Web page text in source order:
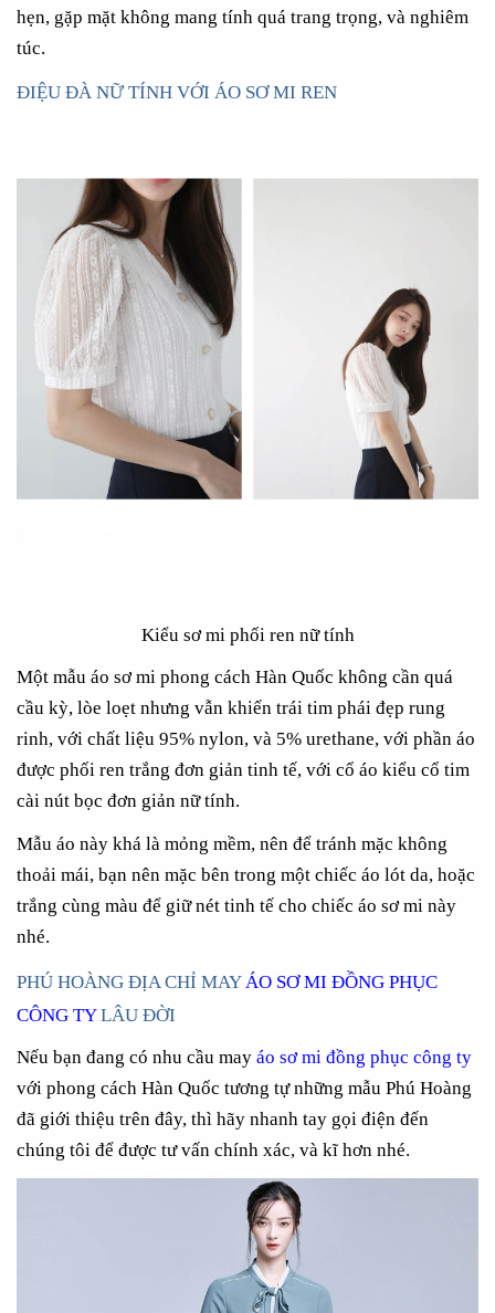
hẹn, gặp mặt không mang tính quá trang trọng, và nghiêm
túc.
ĐIỆU ĐÀ NỮ TÍNH VỚI ÁO SƠ MI REN
Kiểu sơ mi phối ren nữ tính
Một mẫu áo sơ mi phong cách Hàn Quốc không cần quá
cầu kỳ, lòe loẹt nhưng vẫn khiến trái tim phái đẹp rung
rinh, với chất liệu 95% nylon, và 5% urethane, với phần áo
được phối ren trắng đơn giản tinh tế, với cổ áo kiểu cổ tim
cài nút bọc đơn giản nữ tính.
Mẫu áo này khá là mỏng mềm, nên để tránh mặc không
thoải mái, bạn nên mặc bên trong một chiếc áo lót da, hoặc
trắng cùng màu để giữ nét tinh tế cho chiếc áo sơ mi này
nhé.
PHÚ HOÀNG ĐỊA CHỈ MAY ÁO SƠ MI ĐỒNG PHỤC
CÔNG TYLÂU ĐỜI
Nếu bạn đang có nhu cầu may áo sơ mi đồng phục công ty
với phong cách Hàn Quốc tương tự những mẫu Phú Hoàng
đã giới thiệu trên đây, thì hãy nhanh tay gọi điện đến
chúng tôi để được tư vấn chính xác, và kĩ hơn nhé.